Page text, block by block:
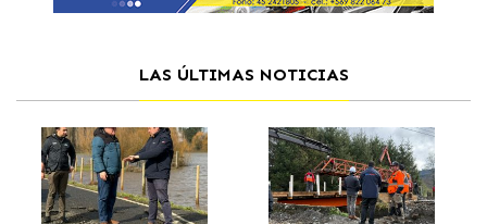
LAS ÚLTIMAS NOTICIAS